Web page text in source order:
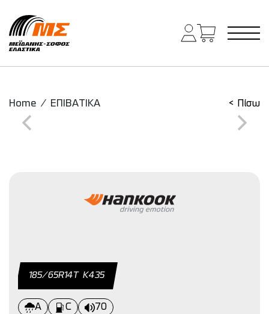
Main Navigation
Home / ΕΠΙΒΑΤΙΚΑ < Πίσω
185/65R14Τ Κ435
A C 70